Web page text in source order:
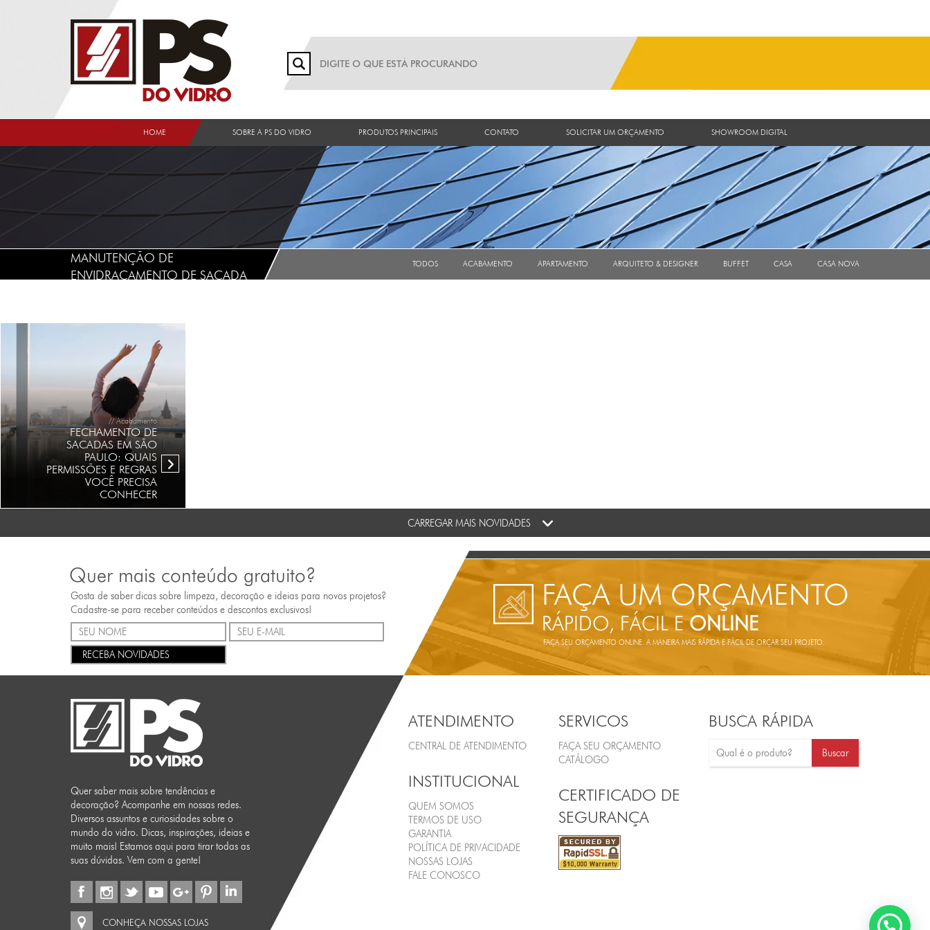
HOME SOBRE A PS DO VIDRO PRODUTOS PRINCIPAIS CONTATO SOLICITAR UM ORÇAMENTO SHOWROOM DIGITAL
MANUTENÇÃO DE
ENVIDRAÇAMENTO DE SACADA
TODOS ACABAMENTO APARTAMENTO ARQUITETO & DESIGNER BUFFET CASA CASA NOVA
// Acabamento
FECHAMENTO DE
SACADAS EM SÃO
PAULO: QUAIS
PERMISSÕES E REGRAS
VOCÊ PRECISA
CONHECER
CARREGAR MAIS NOVIDADES
Quer mais conteúdo gratuito?
Gosta de saber dicas sobre limpeza, decoração e ideias para novos projetos?
Cadastre-se para receber conteúdos e descontos exclusivos!
RECEBA NOVIDADES
FAÇA UM ORÇAMENTO
RÁPIDO, FÁCIL EONLINE
FAÇA SEU ORÇAMENTO ONLINE. A MANEIRA MAIS RÁPIDA E FÁCIL DE ORÇAR SEU PROJETO.
Quer saber mais sobre tendências e
decoração? Acompanhe em nossas redes.
Diversos assuntos e curiosidades sobre o
mundo do vidro. Dicas, inspirações, ideias e
muito mais! Estamos aqui para tirar todas as
suas dúvidas. Vem com a gente!
CONHEÇA NOSSAS LOJAS
ATENDIMENTO
CENTRAL DE ATENDIMENTO
INSTITUCIONAL
QUEM SOMOS
TERMOS DE USO
GARANTIA
POLÍTICA DE PRIVACIDADE
NOSSAS LOJAS
FALE CONOSCO
SERVICOS
FAÇA SEU ORÇAMENTO
CATÁLOGO
CERTIFICADO DE
SEGURANÇA
BUSCA RÁPIDA